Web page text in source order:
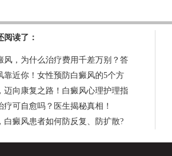
阅读了：
风，为什么治疗费用千差万别？答
靠近你！女性预防白癜风的5个方
迈向康复之路！白癜风心理护理指
疗可自愈吗？医生揭秘真相！
白癜风患者如何防反复、防扩散?